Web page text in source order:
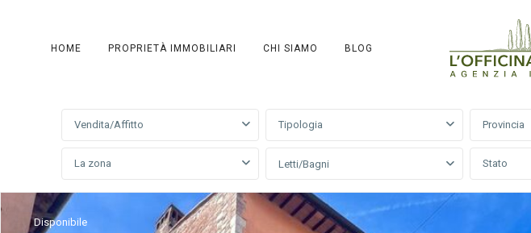
HOME PROPRIETÀ IMMOBILIARI CHI SIAMO BLOG
Vendita/Affitto Tipologia Provincia
La zona Letti/Bagni Stato
Disponibile